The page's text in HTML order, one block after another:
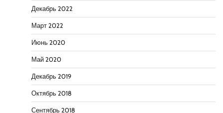
Декабрь 2022
Март 2022
Июнь 2020
Май 2020
Декабрь 2019
Октябрь 2018
Сентябрь 2018